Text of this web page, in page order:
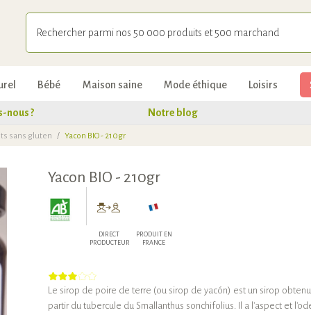
Bébé Maison saine Mode éthique Loisirs
nous ? Notre blog
sans gluten / Yacon BIO - 210gr
Yacon BIO - 210gr
DIRECT
PRODUCTEUR
PRODUIT EN
FRANCE
Le sirop de poire de terre (ou sirop de yacón) est un sirop
partir du tubercule du Smallanthus sonchifolius. Il a l'aspect et